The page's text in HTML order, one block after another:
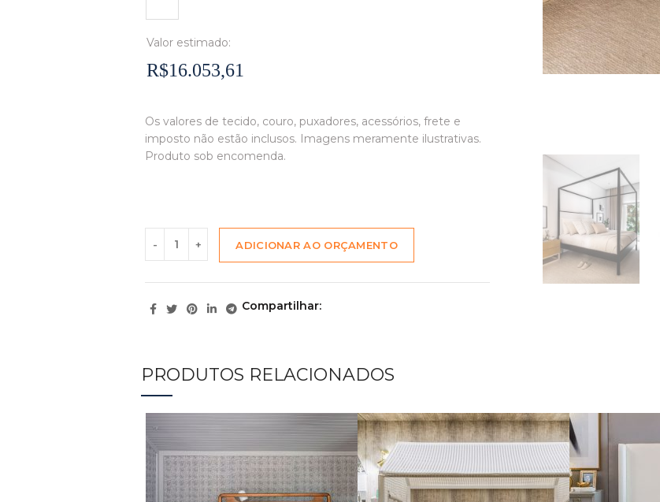
Valor estimado:
R$16.053,61
Os valores de tecido, couro, puxadores, acessórios, frete e
imposto não estão inclusos. Imagens meramente ilustrativas.
Produto sob encomenda.
ADICIONAR AO ORÇAMENTO
Compartilhar
PRODUTOS RELACIONADOS